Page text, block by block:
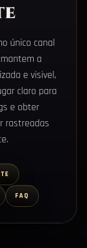
único canal
a
e visivel,
claro para
e obter
rastreadas
FAQ